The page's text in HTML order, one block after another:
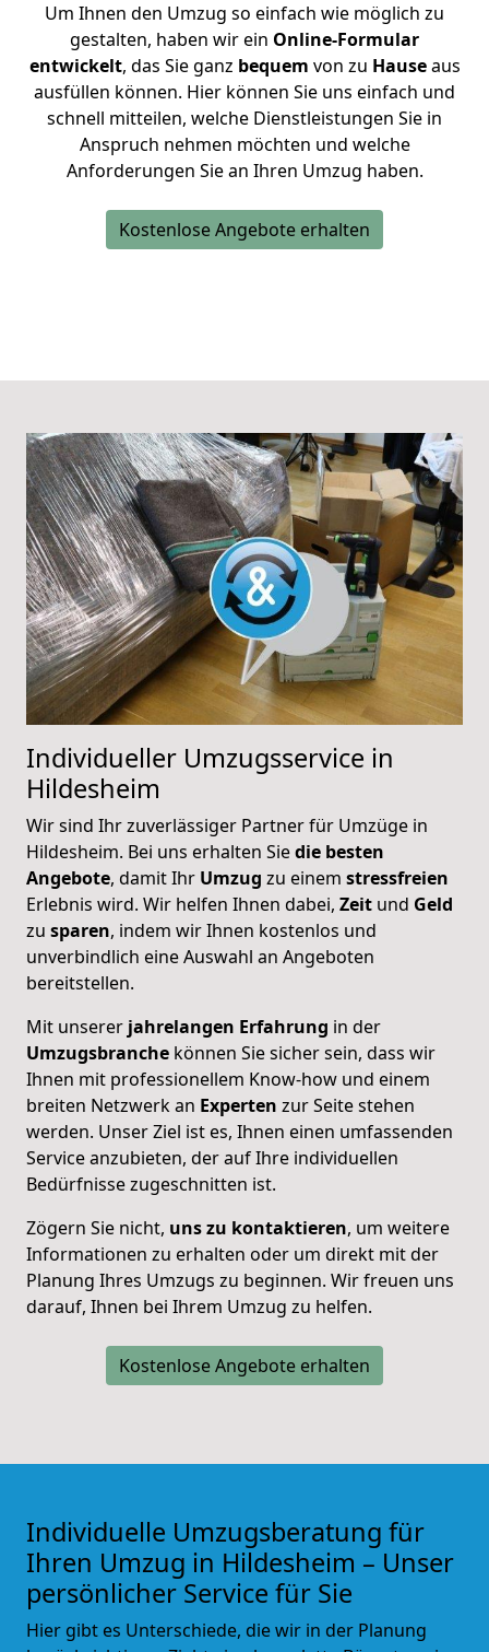
Um Ihnen den Umzug so einfach wie möglich zu
gestalten, haben wir ein Online-Formular
entwickelt, das Sie ganz bequem von zu Hauseaus
ausfüllen können. Hier können Sie uns einfach und
schnell mitteilen, welche Dienstleistungen Sie in
Anspruch nehmen möchten und welche
Anforderungen Sie an Ihren Umzug haben.
Kostenlose Angebote erhalten
Individueller Umzugsservice in
Hildesheim
Wir sind Ihr zuverlässiger Partner für Umzüge in
Hildesheim. Bei uns erhalten Siedie besten
Angebote, damit Ihr Umzug zu einem stressfreien
Erlebnis wird. Wir helfen Ihnen dabei, Zeit und Geld
zu sparen, indem wir Ihnen kostenlos und
unverbindlich eine Auswahl an Angeboten
bereitstellen.
Mit unserer jahrelangen Erfahrung in der
Umzugsbranche können Sie sicher sein, dass wir
Ihnen mit professionellem Know-how und einem
breiten Netzwerk an Experten zur Seite stehen
werden. Unser Ziel ist es, Ihnen einen umfassenden
Service anzubieten, der auf Ihre individuellen
Bedürfnisse zugeschnitten ist.
Zögern Sie nicht, uns zu kontaktieren, um weitere
Informationen zu erhalten oder um direkt mit der
Planung Ihres Umzugs zu beginnen. Wir freuen uns
darauf, Ihnen bei Ihrem Umzug zu helfen.
Kostenlose Angebote erhalten
Individuelle Umzugsberatung für
Ihren Umzug in Hildesheim – Unser
persönlicher Service für Sie
Hier gibt es Unterschiede, die wir in der Planung